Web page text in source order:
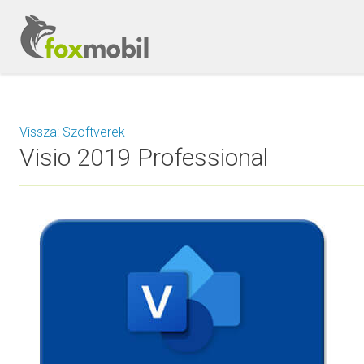
Vissza: Szoftverek
Visio 2019 Professional